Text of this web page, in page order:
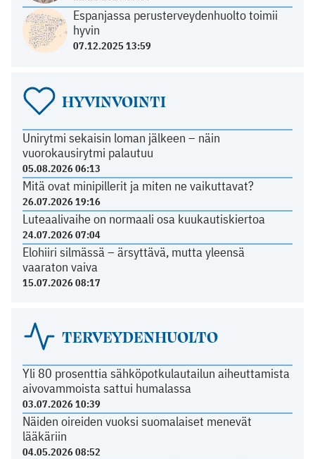
Espanjassa perusterveydenhuolto toimii
hyvin
07.12.2025 13:59
HYVINVOINTI
Unirytmi sekaisin loman jälkeen – näin
vuorokausirytmi palautuu
05.08.2026 06:13
Mitä ovat minipillerit ja miten ne vaikuttavat?
26.07.2026 19:16
Luteaalivaihe on normaali osa kuukautiskiertoa
24.07.2026 07:04
Elohiiri silmässä – ärsyttävä, mutta yleensä
vaaraton vaiva
15.07.2026 08:17
TERVEYDENHUOLTO
Yli 80 prosenttia sähköpotkulautailun aiheuttamista
aivovammoista sattui humalassa
03.07.2026 10:39
Näiden oireiden vuoksi suomalaiset menevät
lääkäriin
04.05.2026 08:52